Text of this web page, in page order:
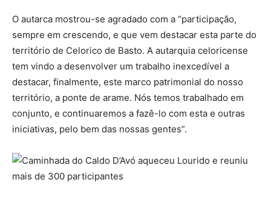
O autarca mostrou-se agradado com a “participação,
sempre em crescendo, e que vem destacar esta parte do
território de Celorico de Basto. A autarquia celoricense
tem vindo a desenvolver um trabalho inexcedível a
destacar, finalmente, este marco patrimonial do nosso
território, a ponte de arame. Nós temos trabalhado em
conjunto, e continuaremos a fazê-lo com esta e outras
iniciativas, pelo bem das nossas gentes”.